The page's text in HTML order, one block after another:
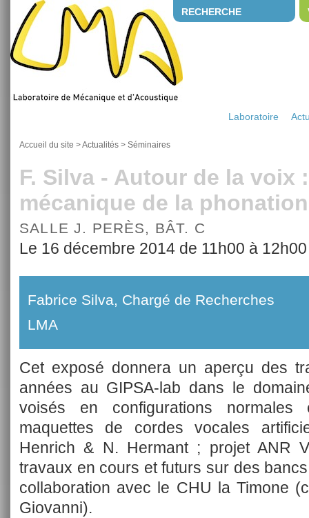
RECHERCHE
Laboratoire
Accueil du site >Actualités > Séminaires
F. Silva - Autour de la voix
mécanique de la phonation
SALLE J. PERÈS, BÂT. C
Le 16 décembre 2014 de 11h00 à 12h00
Fabrice Silva, Chargé de Recherches
LMA
Cet exposé donnera un aperçu des
années au GIPSA-lab dans le
voisés en configurations
maquettes de cordes vocales
Henrich & N. Hermant ; projet ANR
travaux en cours et futurs sur des
collaboration avec le CHU la Timone
Giovanni).